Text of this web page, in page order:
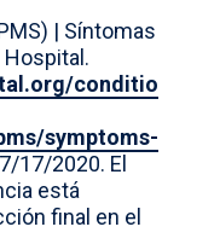
| Síntomas
conditio
symptoms-
17/2020. El
está
final en el